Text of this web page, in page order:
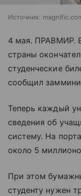
Источник:
4 мая. ПРАВМИР.
страны
студенческие
сообщил
Теперь каждый
сведения об
систему. На
около 5
При этом
студенту нужен